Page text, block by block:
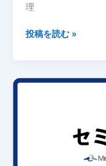
理
に
開
ま
投稿を読む »
【終